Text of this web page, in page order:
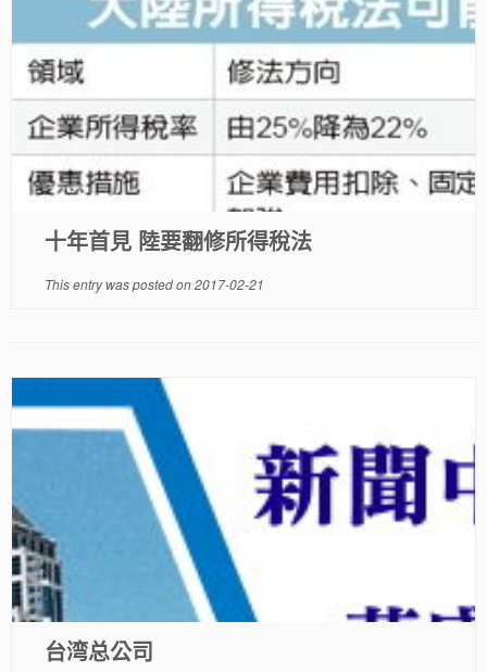
十年首見 陸要翻修所得稅法
This entry was posted on2017-02-21
台湾总公司